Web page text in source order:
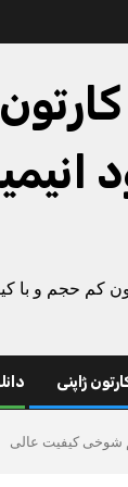
کم حجم و با
ژاپنی
شوخی کیفیت عالی